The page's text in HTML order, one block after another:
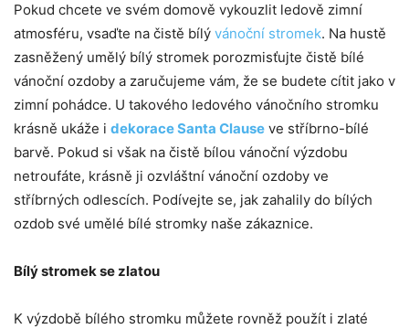
Pokud chcete ve svém domově vykouzlit ledově zimní
atmosféru, vsaďte na čistě bílý vánoční stromek. Na hustě
zasněžený umělý bílý stromek porozmisťujte čistě bílé
vánoční ozdoby a zaručujeme vám, že se budete cítit jako v
zimní pohádce. U takového ledového vánočního stromku
krásně ukáže i dekorace Santa Clause ve stříbrno-bílé
barvě. Pokud si však na čistě bílou vánoční výzdobu
netroufáte, krásně ji ozvláštní vánoční ozdoby ve
stříbrných odlescích. Podívejte se, jak zahalily do bílých
ozdob své umělé bílé stromky naše zákaznice.
Bílý stromek se zlatou
K výzdobě bílého stromku můžete rovněž použít i zlaté